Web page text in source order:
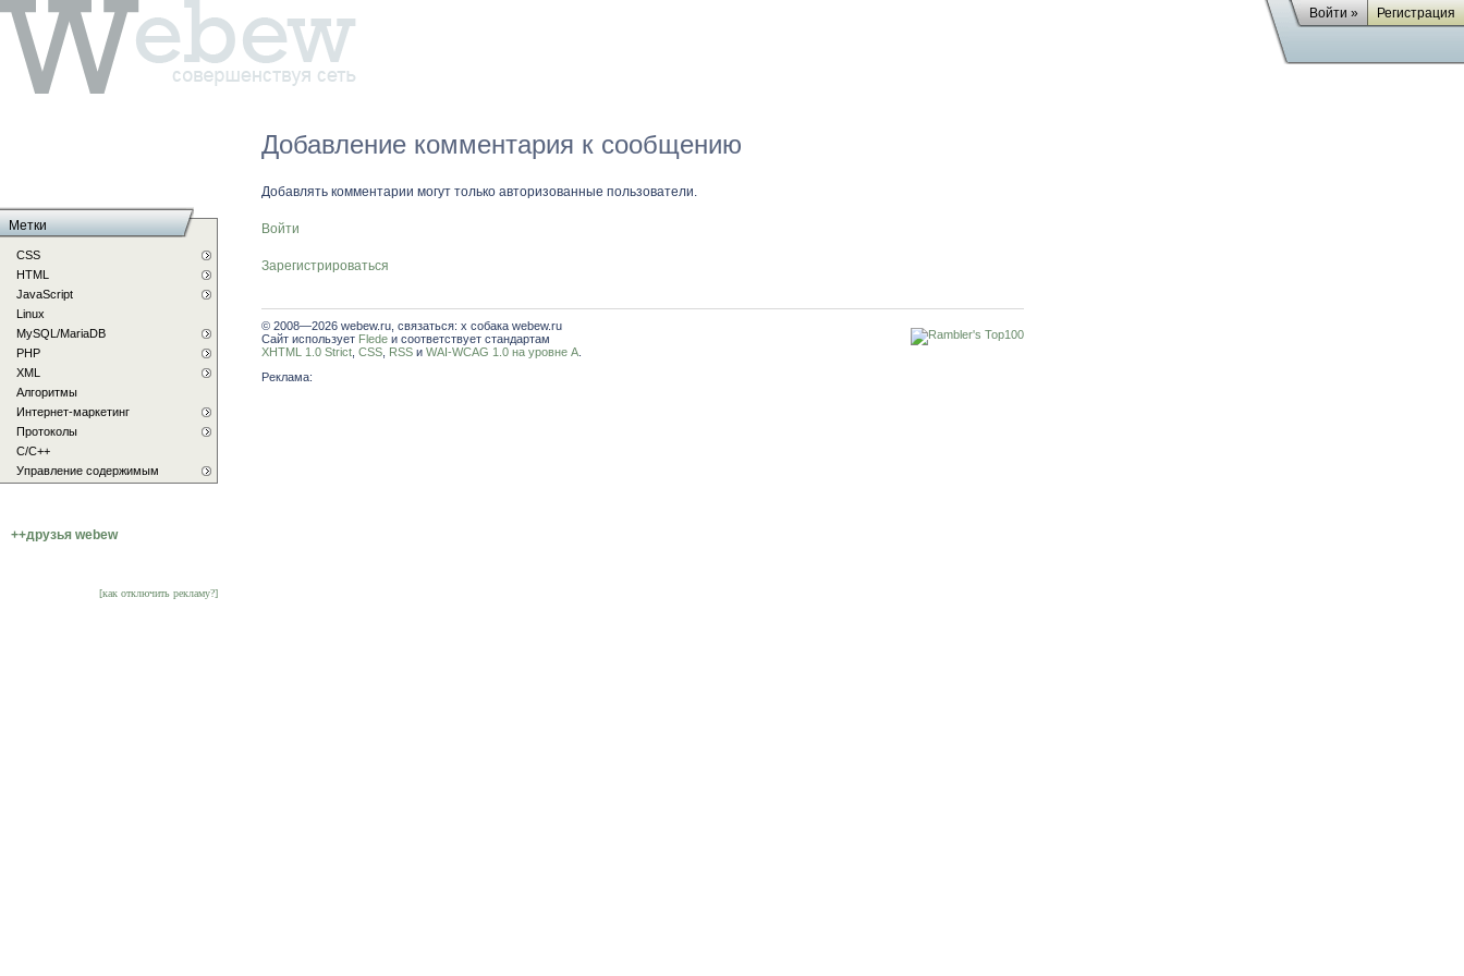
Войти » Регистрация
Добавление комментария к сообщению
Добавлять комментарии могут только авторизованные пользователи.
Войти
Зарегистрироваться
© 2008—2026 webew.ru, связаться: x собака webew.ru
Сайт использует Flede и соответствует стандартам
XHTML 1.0 Strict CSS RSS и WAI-WCAG 1.0 на уровне A
Реклама:
Метки
CSS
HTML
JavaScript
Linux
MySQL/MariaDB
PHP
XML
Алгоритмы
Интернет-маркетинг
Протоколы
С/C++
Управление содержимым
++друзья webew
[как отключить рекламу?]